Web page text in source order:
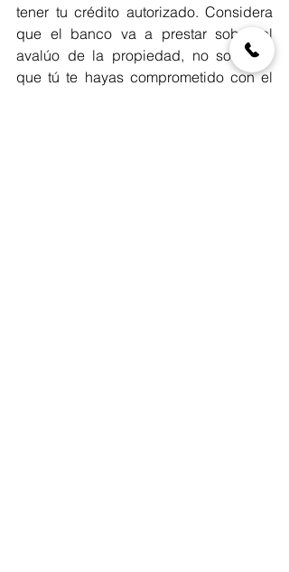
tener tu crédito autorizado. Considera
que el banco va a prestar sobre el
avalúo de la propiedad, no sobre lo
que tú te hayas comprometido con el